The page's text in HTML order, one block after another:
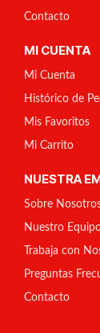
Contacto
MI CUENTA
Mi Cuenta
Histórico de
Mis Favoritos
Mi Carrito
NUESTRA
Sobre
Nuestro
Trabaja con
Preguntas
Contacto